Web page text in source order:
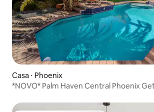
Casa ⋅ Phoenix
*NOVO* Palm Haven Central Phoenix